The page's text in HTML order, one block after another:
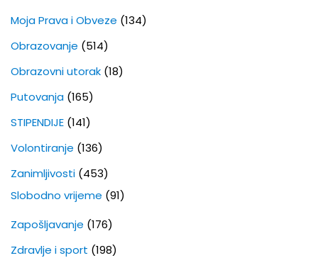
Moja Prava i Obveze (134)
Obrazovanje (514)
Obrazovni utorak (18)
Putovanja (165)
STIPENDIJE (141)
Volontiranje (136)
Zanimljivosti (453)
Slobodno vrijeme (91)
Zapošljavanje (176)
Zdravlje i sport (198)